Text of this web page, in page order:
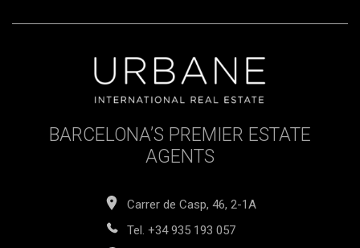
BARCELONA’S PREMIER ESTATE
AGENTS
Carrer de Casp, 46, 2-1A
Tel. +34 935 193 057